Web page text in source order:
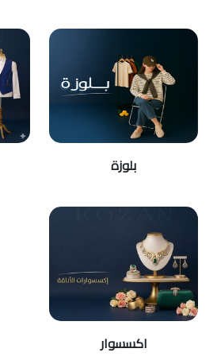
بلوزة
اكسسوار